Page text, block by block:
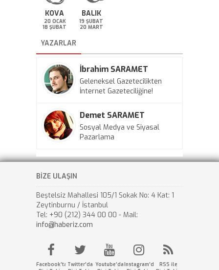
KOVA
20 OCAK
18 ŞUBAT
BALIK
19 ŞUBAT
20 MART
YAZARLAR
İbrahim SARAMET
Geleneksel Gazetecilikten
İnternet Gazeteciliğine!
Demet SARAMET
Sosyal Medya ve Siyasal
Pazarlama
BİZE ULAŞIN
Beştelsiz Mahallesi 105/1 Sokak No: 4 Kat: 1
Zeytinburnu / İstanbul
Tel: +90 (212) 344 00 00 - Mail:
info@haberiz.com
Facebook'ta Twitter'da Youtube'da Instagram'da
RSS ile